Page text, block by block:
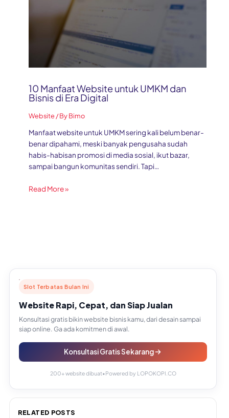
10 Manfaat Website untuk UMKM dan
Bisnis di Era Digital
Website/ ByBimo
Manfaat website untuk UMKM sering kali belum benar-
benar dipahami, meski banyak pengusaha sudah
habis-habisan promosi di media sosial, ikut bazar,
sampai bangun komunitas sendiri. Tapi…
Read More »
Slot Terbatas Bulan Ini
Website Rapi, Cepat, dan Siap Jualan
Konsultasi gratis bikin website bisnis kamu, dari desain sampai
siap online. Ga ada komitmen di awal.
Konsultasi Gratis Sekarang
200+ website dibuat•Powered by LOPOKOPI.CO
RELATED POSTS